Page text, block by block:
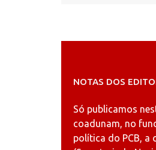
NOTAS DOS
Só publicamos
coadunam, no
política do PCB, a